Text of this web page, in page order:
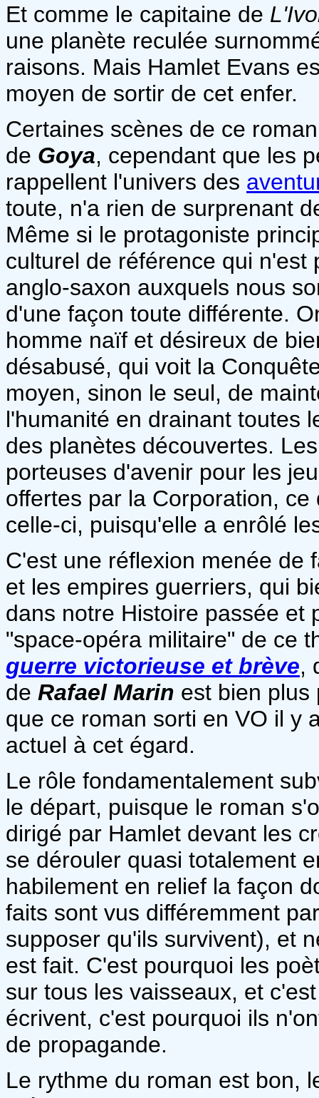
Et comme le capitaine de
une planète reculée
raisons. Mais Hamlet Evans
moyen de sortir de cet enfer.
Certaines scènes de ce
de Goya, cependant que les
rappellent l'univers des
toute, n'a rien de surprenant
Même si le protagoniste
culturel de référence qui
anglo-saxon auxquels nous
d'une façon toute différente.
homme naïf et désireux de
désabusé, qui voit la
moyen, sinon le seul, de
l'humanité en drainant toutes
des planètes découvertes.
porteuses d'avenir pour les
offertes par la Corporation,
celle-ci, puisqu'elle a enrôlé
C'est une réflexion menée de
et les empires guerriers, qui
dans notre Histoire passée
"space-opéra militaire" de ce
guerre victorieuse et brève,
de Rafael Marin est bien plus
que ce roman sorti en VO il y
actuel à cet égard.
Le rôle fondamentalement
le départ, puisque le roman
dirigé par Hamlet devant les
se dérouler quasi totalement
habilement en relief la façon
faits sont vus différemment
supposer qu'ils survivent), et
est fait. C'est pourquoi les
sur tous les vaisseaux, et
écrivent, c'est pourquoi ils
de propagande.
Le rythme du roman est bon,